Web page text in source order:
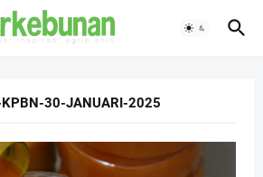
KPBN-30-JANUARI-2025